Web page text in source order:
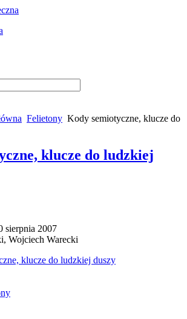
Felietony Kody semiotyczne, klucze do
klucze do ludzkiej
sierpnia 2007
Wojciech Warecki
klucze do ludzkiej duszy